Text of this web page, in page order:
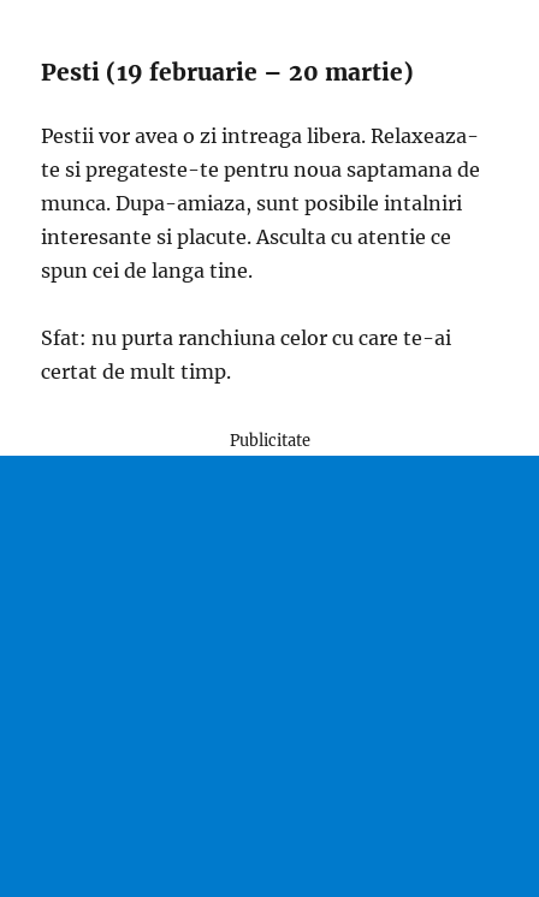
Pesti (19 februarie – 20 martie)
Pestii vor avea o zi intreaga libera. Relaxeaza-
te si pregateste-te pentru noua saptamana de
munca. Dupa-amiaza, sunt posibile intalniri
interesante si placute. Asculta cu atentie ce
spun cei de langa tine.
Sfat: nu purta ranchiuna celor cu care te-ai
certat de mult timp.
Publicitate